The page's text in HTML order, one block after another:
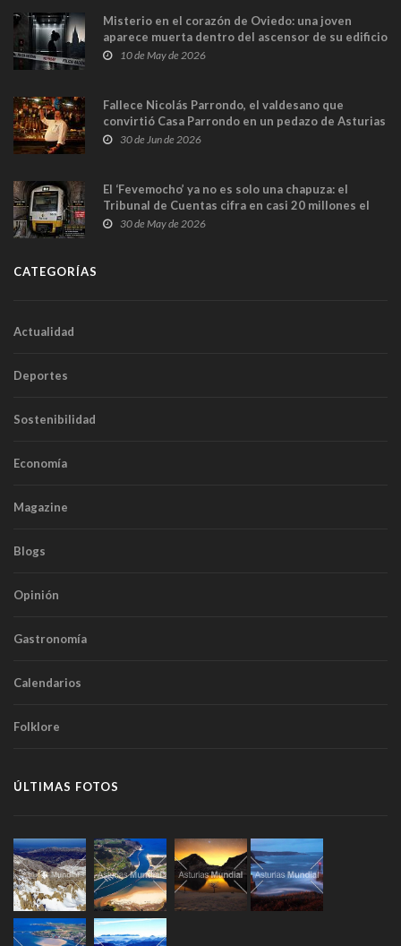
Misterio en el corazón de Oviedo: una joven
aparece muerta dentro del ascensor de su edificio
y las cámaras captan sus últimos minutos
10 de May de 2026
Fallece Nicolás Parrondo, el valdesano que
convirtió Casa Parrondo en un pedazo de Asturias
en Madrid
30 de Jun de 2026
El ‘Fevemocho’ ya no es solo una chapuza: el
Tribunal de Cuentas cifra en casi 20 millones el
sobrecoste de los trenes que no cabían por los
30 de May de 2026
CATEGORÍAS
Actualidad
Deportes
Sostenibilidad
Economía
Magazine
Blogs
Opinión
Gastronomía
Calendarios
Folklore
ÚLTIMAS FOTOS